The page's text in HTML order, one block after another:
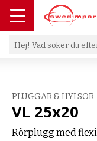
Meny
PLUGGAR & HYLSOR
VL 25x20
Rörplugg med